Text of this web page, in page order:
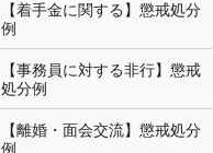
【着手金に関する】懲戒処分
例
【事務員に対する非行】懲戒
処分例
【離婚・面会交流】懲戒処分
例